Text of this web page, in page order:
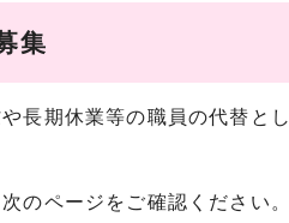
集
長期休業等の職員の代替と
のページをご確認ください。